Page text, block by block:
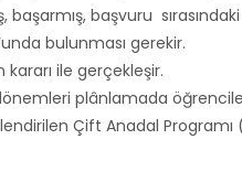
başvuru
bulunması gerekir.
ile gerçekleşir.
plânlamada
Çift Anadal